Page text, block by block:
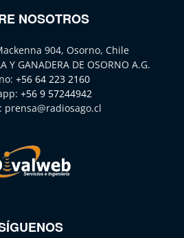
NOSOTROS
904, Osorno, Chile
Y GANADERA DE OSORNO A.G.
+56 64 223 2160
+56 9 57244942
prensa@radiosago.cl